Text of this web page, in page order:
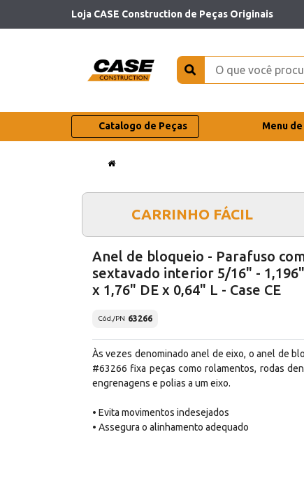
Loja CASE Construction de Peças Originais
Catalogo de Peças Menu
CARRINHO FÁCIL
Anel de bloqueio - Parafuso
sextavado interior 5/16" -
x 1,76" DE x 0,64" L - Case CE
Cód./PN 63266
Às vezes denominado anel de eixo, o anel de
#63266 fixa peças como rolamentos, rodas
engrenagens e polias a um eixo.
• Evita movimentos indesejados
• Assegura o alinhamento adequado